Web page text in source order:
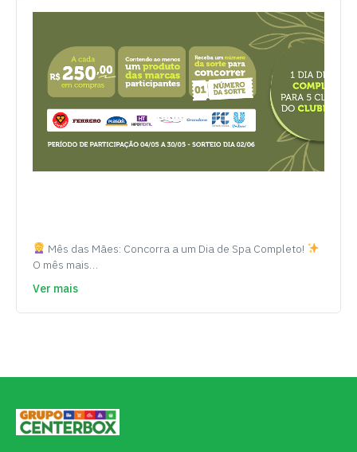
Mês das Mães: Concorra a um Dia de Spa Completo!
O mês mais…
Ver mais